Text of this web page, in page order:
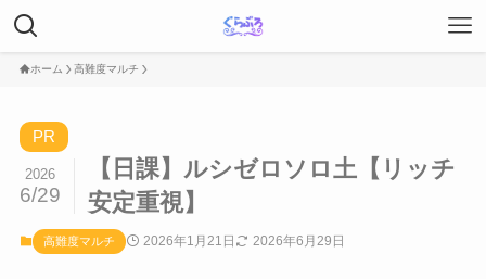
ホーム 高難度マルチ
PR
【日課】ルシゼロソロ土【リッチ
安定重視】
2026
6/29
高難度マルチ 2026年1月21日 2026年6月29日